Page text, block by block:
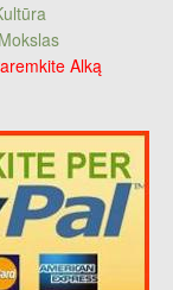
Mokslas
Alką